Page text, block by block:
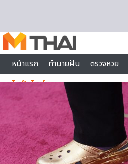
หน้าแรก
ทำนายฝัน ตรวจหวย
ไลฟ์สไตล์